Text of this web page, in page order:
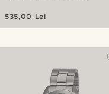
535,00 Lei